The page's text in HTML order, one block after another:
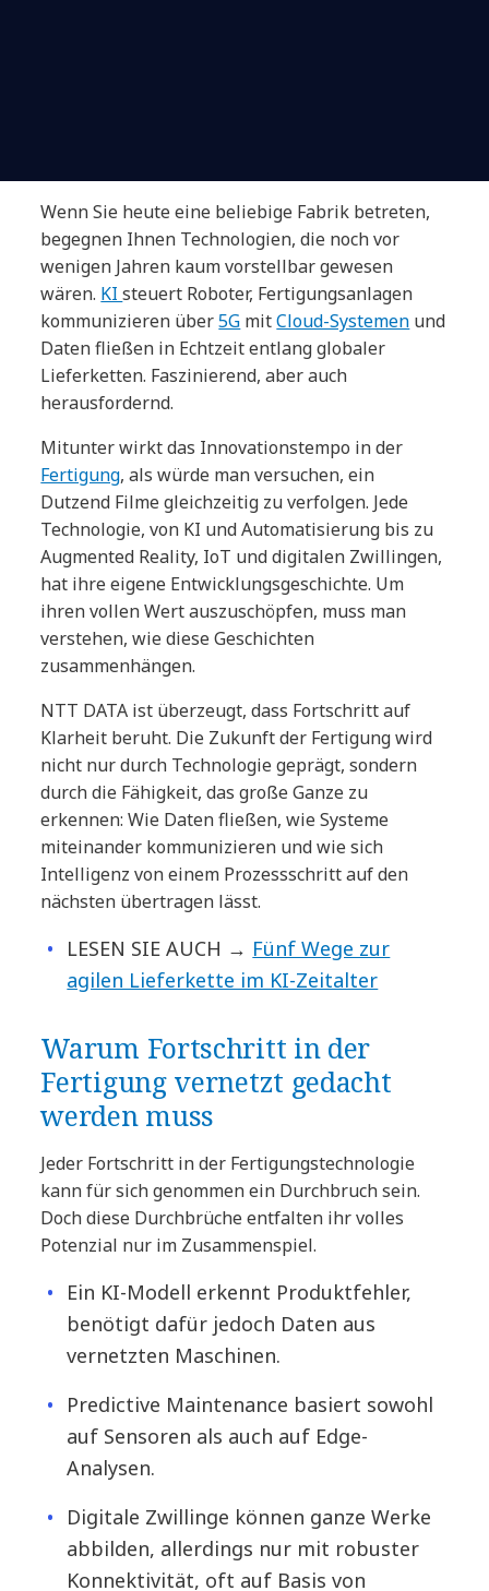
Wenn Sie heute eine beliebige Fabrik betreten,
begegnen Ihnen Technologien, die noch vor
wenigen Jahren kaum vorstellbar gewesen
wären. KIsteuert Roboter, Fertigungsanlagen
kommunizieren über5G mitCloud-Systemen und
Daten fließen in Echtzeit entlang globaler
Lieferketten. Faszinierend, aber auch
herausfordernd.
Mitunter wirkt das Innovationstempo in der
Fertigung, als würde man versuchen, ein
Dutzend Filme gleichzeitig zu verfolgen. Jede
Technologie, von KI und Automatisierung bis zu
Augmented Reality, IoT und digitalen Zwillingen,
hat ihre eigene Entwicklungsgeschichte. Um
ihren vollen Wert auszuschöpfen, muss man
verstehen, wie diese Geschichten
zusammenhängen.
NTT DATA ist überzeugt, dass Fortschritt auf
Klarheit beruht. Die Zukunft der Fertigung wird
nicht nur durch Technologie geprägt, sondern
durch die Fähigkeit, das große Ganze zu
erkennen: Wie Daten fließen, wie Systeme
miteinander kommunizieren und wie sich
Intelligenz von einem Prozessschritt auf den
nächsten übertragen lässt.
LESEN SIE AUCH → Fünf Wege zur
agilen Lieferkette im KI-Zeitalter
Warum Fortschritt in der
Fertigung vernetzt gedacht
werden muss
Jeder Fortschritt in der Fertigungstechnologie
kann für sich genommen ein Durchbruch sein.
Doch diese Durchbrüche entfalten ihr volles
Potenzial nur im Zusammenspiel.
Ein KI-Modell erkennt Produktfehler,
benötigt dafür jedoch Daten aus
vernetzten Maschinen.
Predictive Maintenance basiert sowohl
auf Sensoren als auch auf Edge-
Analysen.
Digitale Zwillinge können ganze Werke
abbilden, allerdings nur mit robuster
Konnektivität, oft auf Basis von